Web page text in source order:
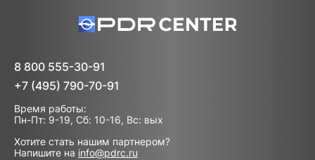
8 800 555-30-91
+7 (495) 790-70-91
Время работы:
Пн-Пт: 9-19, Сб: 10-16, Вс: вых
Хотите стать нашим партнером?
Напишите на info@pdrc.ru